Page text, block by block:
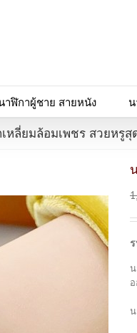
าฬิกาผู้ชาย สายหนัง น
ลี่ยมล้อมเพชร สวยหรูสุ